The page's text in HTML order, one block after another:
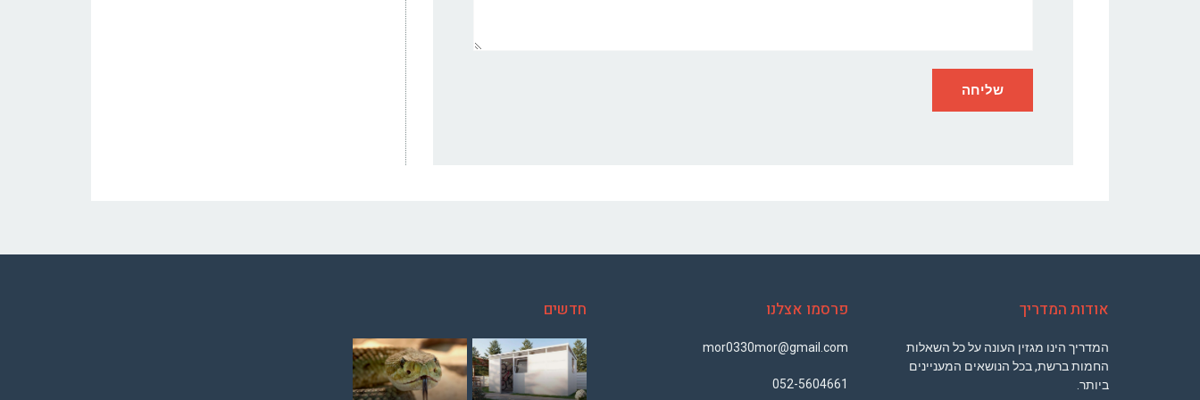
אודות המדריך
המדריך הינו מגזין העונה על כל השאלות
החמות ברשת, בכל הנושאים המעניינים
ביותר.
פרסמו אצלנו
mor0330mor@gmail.com
052-5604661
חדשים